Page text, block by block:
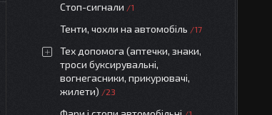
Стоп-сигнали 1
Тенти, чохли на автомобіль 17
Тех допомога (аптечки, знаки,
троси буксирувальні,
вогнегасники, прикурювачі,
жилети)
23